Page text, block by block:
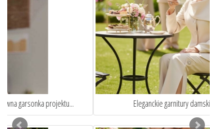
Eleganckie garnitury damskie szyte na miarę